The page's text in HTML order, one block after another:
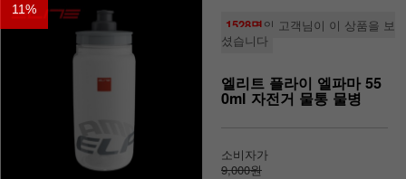
11%
1528명의 고객님이 이 상품을 보
셨습니다
엘리트 플라이 엘파마 55
0ml 자전거 물통 물병
소비자가
9,000원